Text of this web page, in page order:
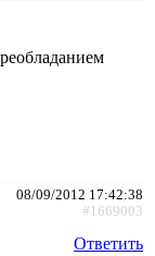
08/09/2012 17:42:38
#1669003
Ответить